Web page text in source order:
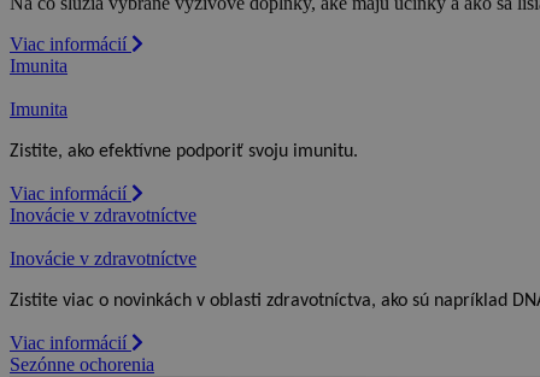
Viac informácií
Imunita
Imunita
Zistite, ako efektívne podporiť svoju imunitu.
Viac informácií
Inovácie v zdravotníctve
Inovácie v zdravotníctve
Zistite viac o novinkách v oblasti zdravotníctva, ako sú napríklad
Viac informácií
Sezónne ochorenia